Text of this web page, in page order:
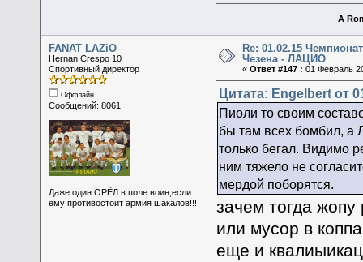
A
FANAT LAZiO
Hernan Crespo 10
Спортивный директор
Оффлайн
Сообщений: 8061
Даже один ОРЁЛ в поле воин,если
ему противостоит армия шакалов!!!
Re: 01.02.15
Чезена - ЛАЦИО
«Ответ #147 : 01 Февраль
Цитата: Engelbert от
Пиоли то своим
бы там всех бомбил, а
только бегал. Видимо
ним тяжело не
мердой поборятся.
зачем тогда
или мусор в
еще и